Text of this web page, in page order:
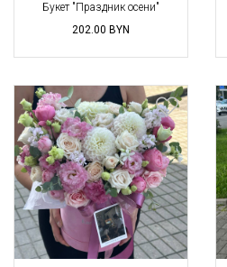
Букет "Праздник осени"
202.00 BYN